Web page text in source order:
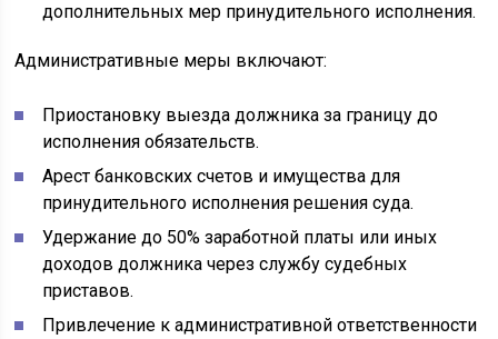
дополнительных мер принудительного исполнения.
Административные меры включают:
Приостановку выезда должника за границу до
исполнения обязательств.
Арест банковских счетов и имущества для
принудительного исполнения решения суда.
Удержание до 50% заработной платы или иных
доходов должника через службу судебных
приставов.
Привлечение к административной ответственности